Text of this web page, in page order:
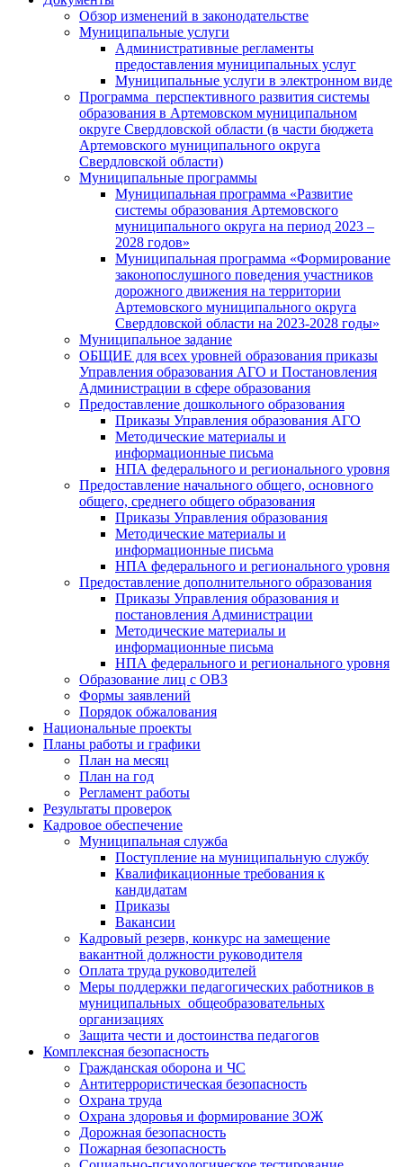
Обзор изменений в законодательстве
Муниципальные услуги
Административные регламенты
предоставления муниципальных услуг
Муниципальные услуги в электронном виде
Программа перспективного развития системы
образования в Артемовском муниципальном
округе Свердловской области (в части бюджета
Артемовского муниципального округа
Свердловской области)
Муниципальные программы
Муниципальная программа «Развитие
системы образования Артемовского
муниципального округа на период 2023 –
2028 годов»
Муниципальная программа «Формирование
законопослушного поведения участников
дорожного движения на территории
Артемовского муниципального округа
Свердловской области на 2023-2028 годы»
Муниципальное задание
ОБЩИЕ для всех уровней образования приказы
Управления образования АГО и Постановления
Администрации в сфере образования
Предоставление дошкольного образования
Приказы Управления образования АГО
Методические материалы и
информационные письма
НПА федерального и регионального уровня
Предоставление начального общего, основного
общего, среднего общего образования
Приказы Управления образования
Методические материалы и
информационные письма
НПА федерального и регионального уровня
Предоставление дополнительного образования
Приказы Управления образования и
постановления Администрации
Методические материалы и
информационные письма
НПА федерального и регионального уровня
Образование лиц с ОВЗ
Формы заявлений
Порядок обжалования
Национальные проекты
Планы работы и графики
План на месяц
План на год
Регламент работы
Результаты проверок
Кадровое обеспечение
Муниципальная служба
Поступление на муниципальную службу
Квалификационные требования к
кандидатам
Приказы
Вакансии
Кадровый резерв, конкурс на замещение
вакантной должности руководителя
Оплата труда руководителей
Меры поддержки педагогических работников в
муниципальных общеобразовательных
организациях
Защита чести и достоинства педагогов
Комплексная безопасность
Гражданская оборона и ЧС
Антитеррористическая безопасность
Охрана труда
Охрана здоровья и формирование ЗОЖ
Дорожная безопасность
Пожарная безопасность